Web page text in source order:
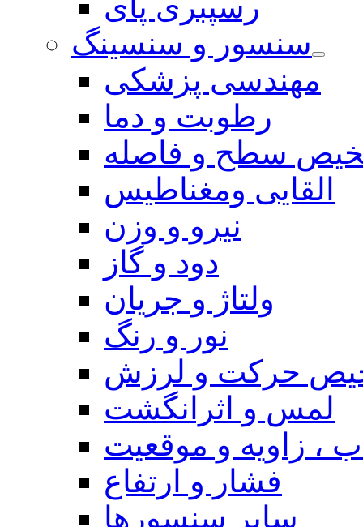
سنسور و سنسینگ
مهندسی پزشکی
رطوبت و دما
سطح و فاصله
القایی ومغناطیس
نیرو و وزن
دود و گاز
ولتاژ و جریان
نور و رنگ
حرکت و لرزش
لمس و اثرانگشت
، زاویه و موقعیت
فشار و ارتفاع
سایر سنسورها